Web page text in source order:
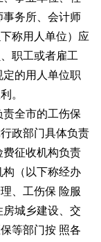
事务所、会计师
称用人单位）应
职工或者雇工
定的用人单位职
。
全市的工伤保
政部门具体负责
费征收机构负责
（以下称经办
、工伤保 险服
城乡建设、交
等部门按 照各